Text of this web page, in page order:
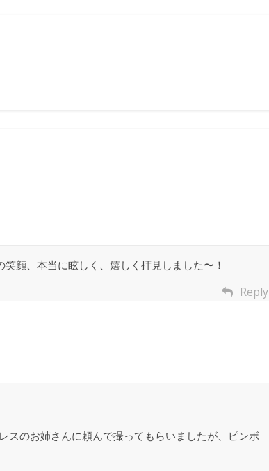
顔、本当に眩しく、嬉しく拝見しました〜！
Reply
スのお姉さんに頼んで撮ってもらいましたが、ピンボ